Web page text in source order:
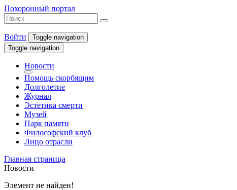
Похоронный портал
Войти
Toggle navigation
Toggle navigation
Новости
Помощь скорбящим
Долголетие
Журнал
Эстетика смерти
Музей
Парк памяти
Философский клуб
Лицо отрасли
Главная страница
Новости
Элемент не найден!